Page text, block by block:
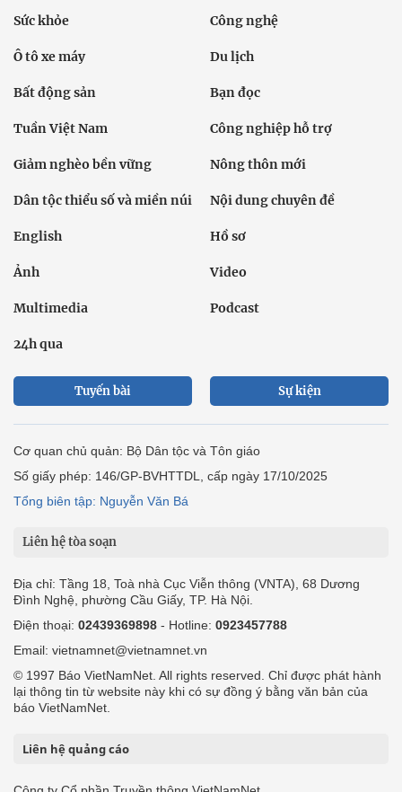
Sức khỏe Công nghệ
Ô tô xe máy Du lịch
Bất động sản Bạn đọc
Tuần Việt Nam Công nghiệp hỗ trợ
Giảm nghèo bền vững Nông thôn mới
Dân tộc thiểu số và miền núi Nội dung chuyên đề
English Hồ sơ
Ảnh Video
Multimedia Podcast
24h qua
Tuyến bài Sự kiện
Cơ quan chủ quản: Bộ Dân tộc và Tôn giáo
Số giấy phép: 146/GP-BVHTTDL, cấp ngày 17/10/2025
Tổng biên tập: Nguyễn Văn Bá
Liên hệ tòa soạn
Địa chỉ: Tầng 18, Toà nhà Cục Viễn thông (VNTA), 68 Dương
Đình Nghệ, phường Cầu Giấy, TP. Hà Nội.
Điện thoại: 02439369898 - Hotline: 0923457788
Email: vietnamnet@vietnamnet.vn
© 1997 Báo VietNamNet. All rights reserved. Chỉ được phát hành
lại thông tin từ website này khi có sự đồng ý bằng văn bản của
báo VietNamNet.
Liên hệ quảng cáo